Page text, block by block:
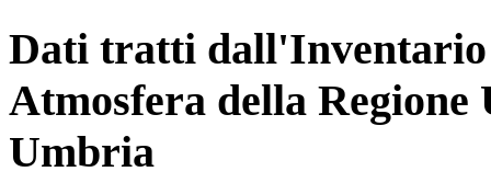
Dati tratti dall'Inventario
Atmosfera della
Umbria